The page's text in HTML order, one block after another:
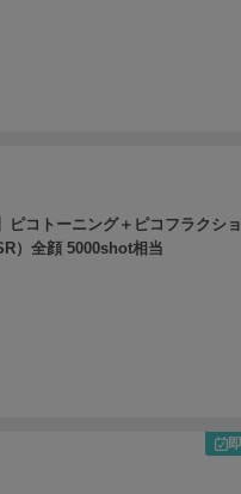
ピコトーニング＋ピコフラクシ
）全顔 5000shot相当